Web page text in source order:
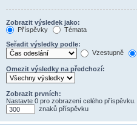
Zobrazit výsledek jako:
Příspěvky
Témata
Seřadit výsledky podle:
Vzestupně
Omezit výsledky na předchozí:
Zobrazit prvních:
Nastavte 0 pro zobrazení celého příspěvku.
znaků příspěvku